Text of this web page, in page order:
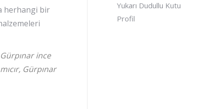
herhangi bir
ince
Gürpınar
Yukarı Dudullu Kutu
Profil